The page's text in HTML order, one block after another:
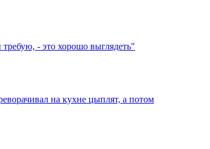
- это хорошо выглядеть"
на кухне цыплят, а потом